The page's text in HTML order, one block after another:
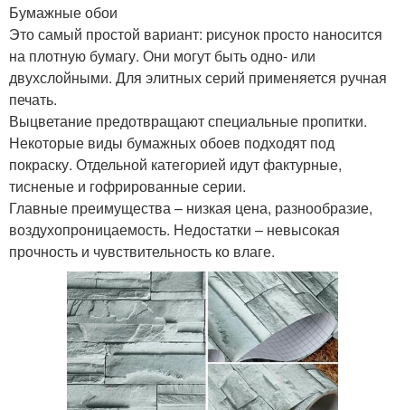
Бумажные обои
Это самый простой вариант: рисунок просто наносится
на плотную бумагу. Они могут быть одно- или
двухслойными. Для элитных серий применяется ручная
печать.
Выцветание предотвращают специальные пропитки.
Некоторые виды бумажных обоев подходят под
покраску. Отдельной категорией идут фактурные,
тисненые и гофрированные серии.
Главные преимущества – низкая цена, разнообразие,
воздухопроницаемость. Недостатки – невысокая
прочность и чувствительность ко влаге.